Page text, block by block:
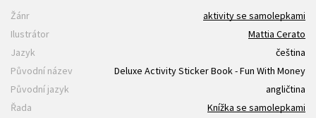
Žánr
aktivity se samolepkami
Ilustrátor
Mattia Cerato
Jazyk
čeština
Původní název
Deluxe Activity Sticker Book - Fun With Money
Původní jazyk
angličtina
Řada
Knížka se samolepkami